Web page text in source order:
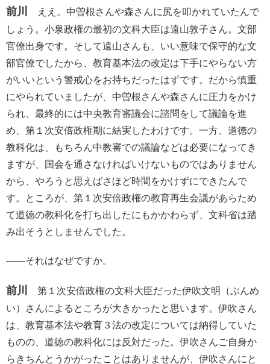
前川
ええ。中曽根さんや森さんに尻を叩かれていたんで
しょう。小泉政権の最初の文科大臣は遠山敦子さん。文部
官僚出身です。そして遠山さんも、いい意味で保守的な文
部官僚でしたから、教育基本法の改定は下手にやらない方
がいいという警戒心をお持ちだったはずです。だから慎重
にやられていましたが、中曽根さんや森さんに圧力をかけ
られ、最終的には中央教育審議会に諮問をして議論を進
め、第１次安倍政権期に結実したわけです。一方、道徳の
教科化は、もちろん中教審での議論などは必要になってき
ますが、国会を通さなければいけないものではありません
から、やろうと思えばさほど時間をかけずにできたんで
す。ところが、第１次安倍政権の教育再生会議があらため
て道徳の教科化を打ち出したにもかかわらず、文科省は踏
み出そうとしませんでした。
――それはなぜですか。
前川
第１次安倍政権の文科大臣だった伊吹文明（ぶんめ
い）さんによるところが大きかったと思います。伊吹さん
は、教育基本法や教育３法の改定については納得していた
ものの、道徳の教科化には反対だった。伊吹さんご自身か
らきちんとうかがったことはありませんが、伊吹さんにと